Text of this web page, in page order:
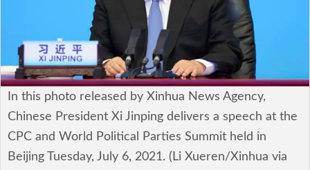
ビジネス・経済
カルチャー
ポリシー
税制・予算
エネルギー・環境
In this photo released by Xinhua News Agency,
Chinese President Xi Jinping delivers a speech at the
CPC and World Political Parties Summit held in
Beijing Tuesday, July 6, 2021. (Li Xueren/Xinhua via